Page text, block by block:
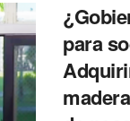
para